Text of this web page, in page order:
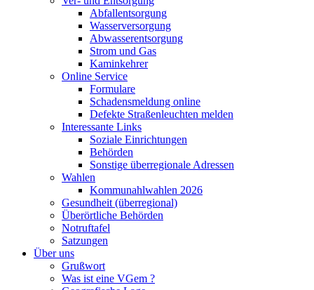
Abfallentsorgung
Wasserversorgung
Abwasserentsorgung
Strom und Gas
Kaminkehrer
Online Service
Formulare
Schadensmeldung online
Defekte Straßenleuchten melden
Interessante Links
Soziale Einrichtungen
Behörden
Sonstige überregionale Adressen
Wahlen
Kommunahlwahlen 2026
Gesundheit (überregional)
Überörtliche Behörden
Notruftafel
Satzungen
Über uns
Grußwort
Was ist eine VGem ?